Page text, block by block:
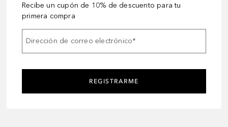
Recibe un cupón de 10% de descuento para tu
primera compra
Dirección de correo electrónico*
REGISTRARME